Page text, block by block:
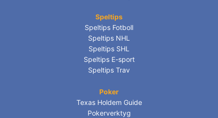
Speltips
Speltips Fotboll
Speltips NHL
Speltips SHL
Speltips E-sport
Speltips Trav
Poker
Texas Holdem Guide
Pokerverktyg